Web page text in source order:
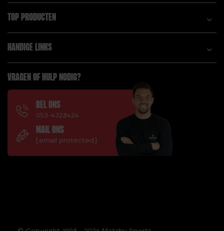
TOP PRODUCTEN
HANDIGE LINKS
VRAGEN OF HULP NODIG?
BEL ONS
053-4328424
MAIL ONS
[email protected]